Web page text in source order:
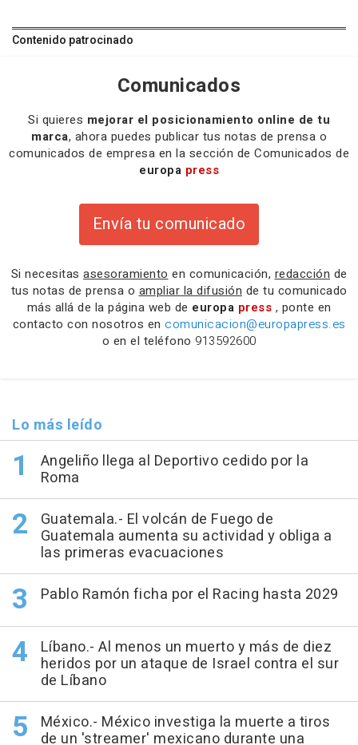
Contenido patrocinado
Comunicados
Si quieres mejorar el posicionamiento online de tu
marca, ahora puedes publicar tus notas de prensa o
comunicados de empresa en la sección de Comunicados de
europa press
Envía tu comunicado
Si necesitas asesoramiento en comunicación, redacción de
tus notas de prensa o ampliar la difusión de tu comunicado
más allá de la página web de europa press , ponte en
contacto con nosotros en comunicacion@europapress.es
o en el teléfono 913592600
Lo más leído
Angeliño llega al Deportivo cedido por la
Roma
Guatemala.- El volcán de Fuego de
Guatemala aumenta su actividad y obliga a
las primeras evacuaciones
Pablo Ramón ficha por el Racing hasta 2029
Líbano.- Al menos un muerto y más de diez
heridos por un ataque de Israel contra el sur
de Líbano
México.- México investiga la muerte a tiros
de un 'streamer' mexicano durante una